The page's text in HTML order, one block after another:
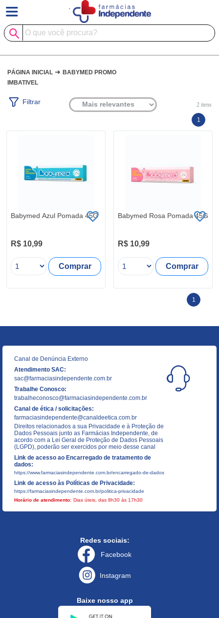
`
PÁGINA INICIAL ➜ BABYMED PROMO
IMBATIVEL
Filtrar 2 itens
1
Babymed Azul Pomada 45G
R$ 10,99
Comprar
Babymed Rosa Pomada 45G
R$ 10,99
Comprar
1
Canal de Denúncia Externo
Atendimento SAC:
sac@farmaciasindependente.com.br
Trabalhe Conosco:
trabalheconosco@farmaciasindependente.com.br
Canal de ética / solicitações:
farmaciasindependente@canaldeetica.com.br
Direitos relacionados a sua Privacidade e à Proteção de
Dados Pessoais junto as Farmácias Independente, de
acordo com a Lei Geral de Proteção de Dados Pessoais
(LGPD), poderão ser exercidos por meio desse canal
Link de acesso ao Encarregado de tratamento de
dados:
https://www.farmaciasindependente.com.br/encarregado-de-dados
Link de acesso às Políticas de Privacidade:
https://farmaciasindependente.com.br/politica-privacidade
Horário de atendimento: Dias úteis, das 8h30 às 17h30
Redes sociais:
Facebook
Instagram
Baixe nosso app